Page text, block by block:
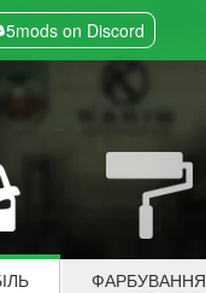
5mods on Discord
ФАРБУВАННЯ